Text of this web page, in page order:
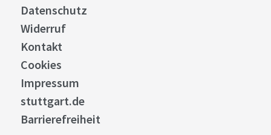
Datenschutz
Widerruf
Kontakt
Cookies
Impressum
stuttgart.de
Barrierefreiheit